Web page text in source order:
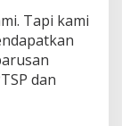
Tapi kami
dan